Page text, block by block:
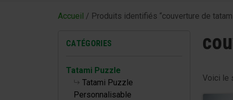
Accueil / Produits identifiés “couverture de
CATÉGORIES
Tatami Puzzle
Tatami Puzzle
Personnalisable
Voici le